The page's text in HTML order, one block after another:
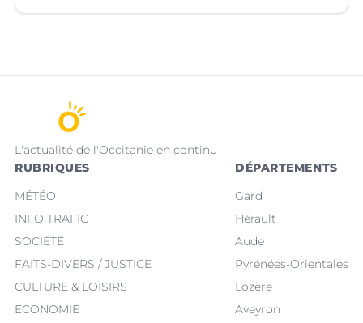
L'actualité de l'Occitanie en continu
RUBRIQUES
MÉTÉO
INFO TRAFIC
SOCIÉTÉ
FAITS-DIVERS / JUSTICE
CULTURE & LOISIRS
ECONOMIE
DÉPARTEMENTS
Gard
Hérault
Aude
Pyrénées-Orientales
Lozère
Aveyron